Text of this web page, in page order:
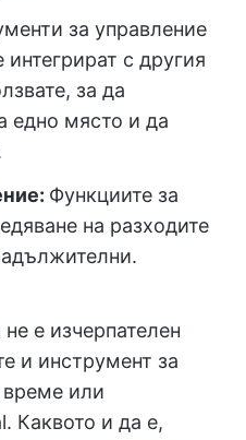
за управление
интегрират с другия
за да
едно място и да
: Функциите за
на разходите
е изчерпателен
и инструмент за
време или
Каквото и да е,